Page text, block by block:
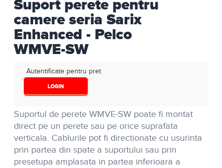
Suport perete pentru
camere seria Sarix
Enhanced - Pelco
WMVE-SW
Autentificate pentru pret
LOGIN
Suportul de perete WMVE-SW poate fi montat
direct pe un perete sau pe orice suprafata
verticala. Cablurile pot fi directionate cu usurinta
prin partea din spate a suportului sau prin
presetupa amplasata in partea inferioara a